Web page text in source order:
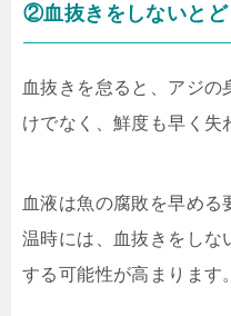
②血抜きをしないとど
血抜きを怠ると、アジ
けでなく、鮮度も早く失
血液は魚の腐敗を早める
温時には、血抜きをしな
する可能性が高まります。